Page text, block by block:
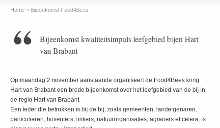
Home » Bijeenkomst Food4Bees
Bijeenkomst kwaliteitsimpuls leefgebied bijen Hart
van Brabant
Op maandag 2 november aanstaande organiseert de Food4Bees kring
Hart van Brabant een brede bijeenkomst over het leefgebied van de bij in
de regio Hart van Brabant.
Een ieder die betrokken is bij de bij, zoals gemeenten, landeigenaren,
particulieren, hoveniers, imkers, natuurorganisaties, agrariërs et cetera, is